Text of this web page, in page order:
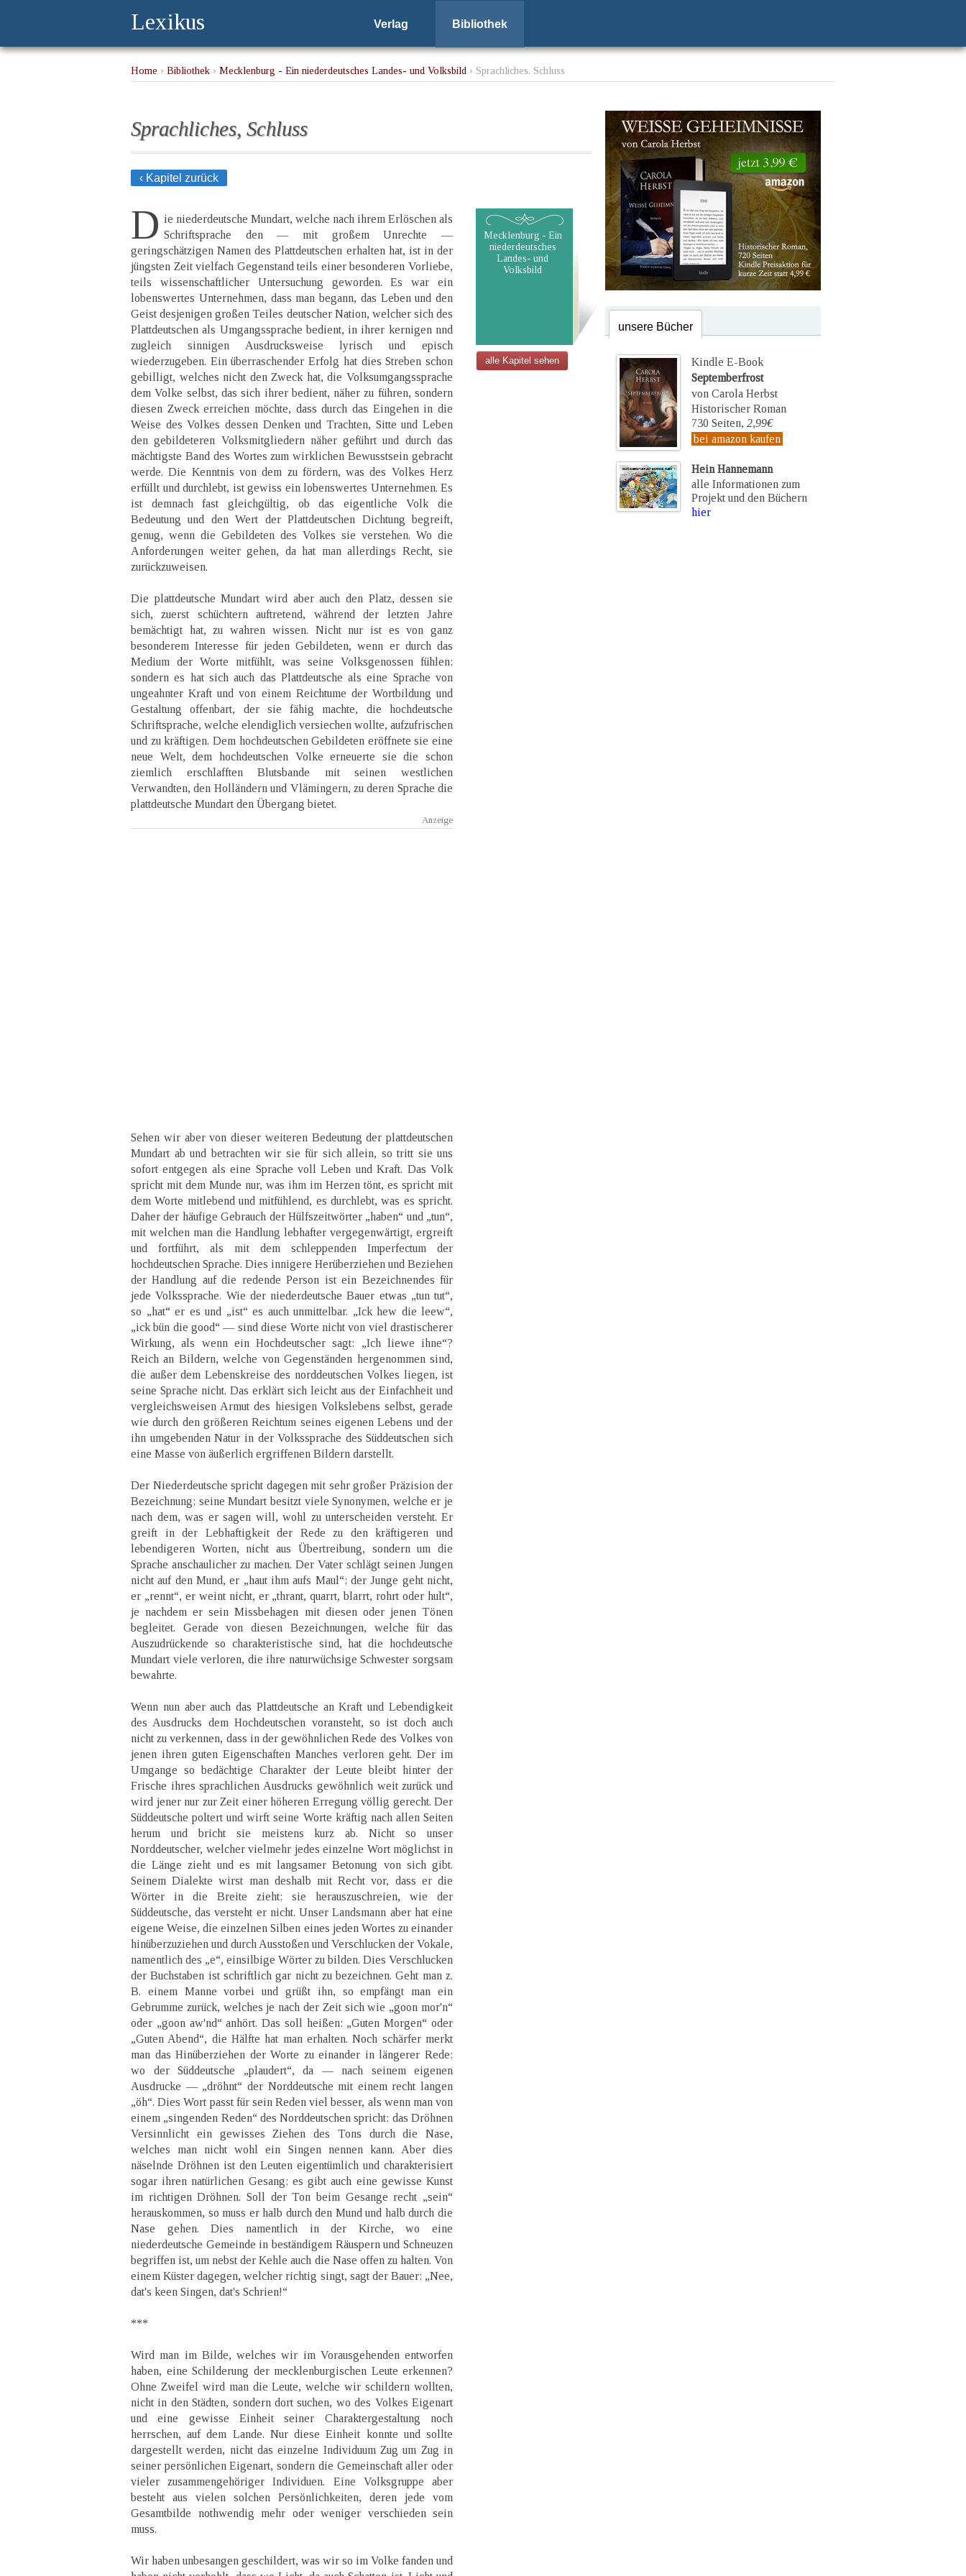
Lexikus Verlag Bibliothek
Home › Bibliothek › Mecklenburg - Ein niederdeutsches Landes- und Volksbild › Sprachliches, Schluss
Sprachliches, Schluss
‹ Kapitel zurück
D ie niederdeutsche Mundart, welche nach ihrem Erlöschen als
Schriftsprache den — mit großem Unrechte —
geringschätzigen Namen des Plattdeutschen erhalten hat, ist in der
jüngsten Zeit vielfach Gegenstand teils einer besonderen Vorliebe,
teils wissenschaftlicher Untersuchung geworden. Es war ein
lobenswertes Unternehmen, dass man begann, das Leben und den
Geist desjenigen großen Teiles deutscher Nation, welcher sich des
Plattdeutschen als Umgangssprache bedient, in ihrer kernigen nnd
zugleich sinnigen Ausdrucksweise lyrisch und episch
wiederzugeben. Ein überraschender Erfolg hat dies Streben schon
gebilligt, welches nicht den Zweck hat, die Volksumgangssprache
dem Volke selbst, das sich ihrer bedient, näher zu führen, sondern
diesen Zweck erreichen möchte, dass durch das Eingehen in die
Weise des Volkes dessen Denken und Trachten, Sitte und Leben
den gebildeteren Volksmitgliedern näher geführt und durch das
mächtigste Band des Wortes zum wirklichen Bewusstsein gebracht
werde. Die Kenntnis von dem zu fördern, was des Volkes Herz
erfüllt und durchlebt, ist gewiss ein lobenswertes Unternehmen. Es
ist demnach fast gleichgültig, ob das eigentliche Volk die
Bedeutung und den Wert der Plattdeutschen Dichtung begreift,
genug, wenn die Gebildeten des Volkes sie verstehen. Wo die
Anforderungen weiter gehen, da hat man allerdings Recht, sie
zurückzuweisen.
Die plattdeutsche Mundart wird aber auch den Platz, dessen sie
sich, zuerst schüchtern auftretend, während der letzten Jahre
bemächtigt hat, zu wahren wissen. Nicht nur ist es von ganz
besonderem Interesse für jeden Gebildeten, wenn er durch das
Medium der Worte mitfühlt, was seine Volksgenossen fühlen;
sondern es hat sich auch das Plattdeutsche als eine Sprache von
ungeahnter Kraft und von einem Reichtume der Wortbildung und
Gestaltung offenbart, der sie fähig machte, die hochdeutsche
Schriftsprache, welche elendiglich versiechen wollte, aufzufrischen
und zu kräftigen. Dem hochdeutschen Gebildeten eröffnete sie eine
neue Welt, dem hochdeutschen Volke erneuerte sie die schon
ziemlich erschlafften Blutsbande mit seinen westlichen
Verwandten, den Holländern und Vlämingern, zu deren Sprache die
plattdeutsche Mundart den Übergang bietet.
Sehen wir aber von dieser weiteren Bedeutung der plattdeutschen
Mundart ab und betrachten wir sie für sich allein, so tritt sie uns
sofort entgegen als eine Sprache voll Leben und Kraft. Das Volk
spricht mit dem Munde nur, was ihm im Herzen tönt, es spricht mit
dem Worte mitlebend und mitfühlend, es durchlebt, was es spricht.
Daher der häufige Gebrauch der Hülfszeitwörter „haben“ und „tun“,
mit welchen man die Handlung lebhafter vergegenwärtigt, ergreift
und fortführt, als mit dem schleppenden Imperfectum der
hochdeutschen Sprache. Dies innigere Herüberziehen und Beziehen
der Handlung auf die redende Person ist ein Bezeichnendes für
jede Volkssprache. Wie der niederdeutsche Bauer etwas „tun tut“,
so „hat“ er es und „ist“ es auch unmittelbar. „Ick hew die leew“,
„ick bün die good“ — sind diese Worte nicht von viel drastischerer
Wirkung, als wenn ein Hochdeutscher sagt: „Ich liewe ihne“?
Reich an Bildern, welche von Gegenständen hergenommen sind,
die außer dem Lebenskreise des norddeutschen Volkes liegen, ist
seine Sprache nicht. Das erklärt sich leicht aus der Einfachheit und
vergleichsweisen Armut des hiesigen Volkslebens selbst, gerade
wie durch den größeren Reichtum seines eigenen Lebens und der
ihn umgebenden Natur in der Volkssprache des Süddeutschen sich
eine Masse von äußerlich ergriffenen Bildern darstellt.
Der Niederdeutsche spricht dagegen mit sehr großer Präzision der
Bezeichnung; seine Mundart besitzt viele Synonymen, welche er je
nach dem, was er sagen will, wohl zu unterscheiden versteht. Er
greift in der Lebhaftigkeit der Rede zu den kräftigeren und
lebendigeren Worten, nicht aus Übertreibung, sondern um die
Sprache anschaulicher zu machen. Der Vater schlägt seinen Jungen
nicht auf den Mund, er „haut ihm aufs Maul“; der Junge geht nicht,
er „rennt“, er weint nicht, er „thrant, quarrt, blarrt, rohrt oder hult“,
je nachdem er sein Missbehagen mit diesen oder jenen Tönen
begleitet. Gerade von diesen Bezeichnungen, welche für das
Auszudrückende so charakteristische sind, hat die hochdeutsche
Mundart viele verloren, die ihre naturwüchsige Schwester sorgsam
bewahrte.
Wenn nun aber auch das Plattdeutsche an Kraft und Lebendigkeit
des Ausdrucks dem Hochdeutschen voransteht, so ist doch auch
nicht zu verkennen, dass in der gewöhnlichen Rede des Volkes von
jenen ihren guten Eigenschaften Manches verloren geht. Der im
Umgange so bedächtige Charakter der Leute bleibt hinter der
Frische ihres sprachlichen Ausdrucks gewöhnlich weit zurück und
wird jener nur zur Zeit einer höheren Erregung völlig gerecht. Der
Süddeutsche poltert und wirft seine Worte kräftig nach allen Seiten
herum und bricht sie meistens kurz ab. Nicht so unser
Norddeutscher, welcher vielmehr jedes einzelne Wort möglichst in
die Länge zieht und es mit langsamer Betonung von sich gibt.
Seinem Dialekte wirst man deshalb mit Recht vor, dass er die
Wörter in die Breite zieht; sie herauszuschreien, wie der
Süddeutsche, das versteht er nicht. Unser Landsmann aber hat eine
eigene Weise, die einzelnen Silben eines jeden Wortes zu einander
hinüberzuziehen und durch Ausstoßen und Verschlucken der Vokale,
namentlich des „e“, einsilbige Wörter zu bilden. Dies Verschlucken
der Buchstaben ist schriftlich gar nicht zu bezeichnen. Geht man z.
B. einem Manne vorbei und grüßt ihn, so empfängt man ein
Gebrumme zurück, welches je nach der Zeit sich wie „goon mor'n“
oder „goon aw'nd“ anhört. Das soll heißen: „Guten Morgen“ oder
„Guten Abend“, die Hälfte hat man erhalten. Noch schärfer merkt
man das Hinüberziehen der Worte zu einander in längerer Rede;
wo der Süddeutsche „plaudert“, da — nach seinem eigenen
Ausdrucke — „dröhnt“ der Norddeutsche mit einem recht langen
„öh“. Dies Wort passt für sein Reden viel besser, als wenn man von
einem „singenden Reden“ des Norddeutschen spricht; das Dröhnen
Versinnlicht ein gewisses Ziehen des Tons durch die Nase,
welches man nicht wohl ein Singen nennen kann. Aber dies
näselnde Dröhnen ist den Leuten eigentümlich und charakterisiert
sogar ihren natürlichen Gesang; es gibt auch eine gewisse Kunst
im richtigen Dröhnen. Soll der Ton beim Gesange recht „sein“
herauskommen, so muss er halb durch den Mund und halb durch die
Nase gehen. Dies namentlich in der Kirche, wo eine
niederdeutsche Gemeinde in beständigem Räuspern und Schneuzen
begriffen ist, um nebst der Kehle auch die Nase offen zu halten. Von
einem Küster dagegen, welcher richtig singt, sagt der Bauer: „Nee,
dat's keen Singen, dat's Schrien!“
***
Wird man im Bilde, welches wir im Vorausgehenden entworfen
haben, eine Schilderung der mecklenburgischen Leute erkennen?
Ohne Zweifel wird man die Leute, welche wir schildern wollten,
nicht in den Städten, sondern dort suchen, wo des Volkes Eigenart
und eine gewisse Einheit seiner Charaktergestaltung noch
herrschen, auf dem Lande. Nur diese Einheit konnte und sollte
dargestellt werden, nicht das einzelne Individuum Zug um Zug in
seiner persönlichen Eigenart, sondern die Gemeinschaft aller oder
vieler zusammengehöriger Individuen. Eine Volksgruppe aber
besteht aus vielen solchen Persönlichkeiten, deren jede vom
Gesamtbilde nothwendig mehr oder weniger verschieden sein
muss.
Wir haben unbesangen geschildert, was wir so im Volke fanden und
Mecklenburg - Ein
niederdeutsches
Landes- und
Volksbild
alle Kapitel sehen
unsere Bücher
Kindle E-Book
Septemberfrost
von Carola Herbst
Historischer Roman
730 Seiten, 2,99€
bei amazon kaufen
Hein Hannemann
alle Informationen zum
Projekt und den Büchern
hier